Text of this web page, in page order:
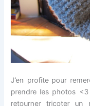
J’en profite pour
prendre les photos <3
retourner tricoter un